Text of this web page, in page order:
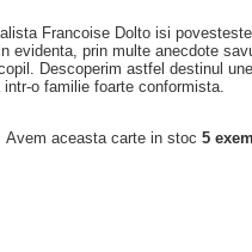
Francoise Dolto isi
evidenta, prin multe anecdote
Descoperim astfel destinul
o familie foarte conformista.
Avem aceasta carte in stoc 5